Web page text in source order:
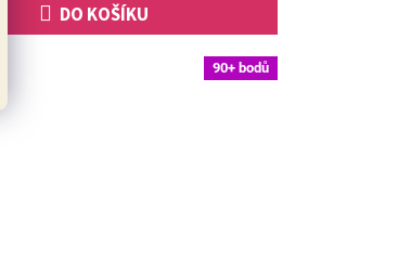
DO KOŠÍKU
90+ bodů